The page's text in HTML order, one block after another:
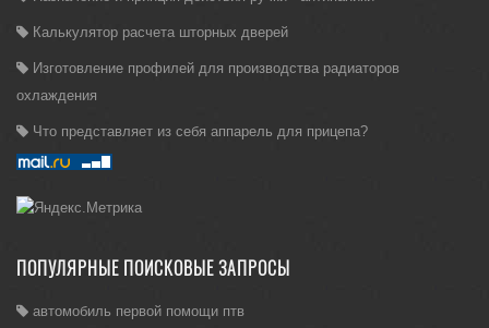
Калькулятор расчета шторных дверей
Изготовление профилей для производства радиаторов
охлаждения
Что представляет из себя аппарель для прицепа?
ПОПУЛЯРНЫЕ ПОИСКОВЫЕ ЗАПРОСЫ
автомобиль первой помощи птв